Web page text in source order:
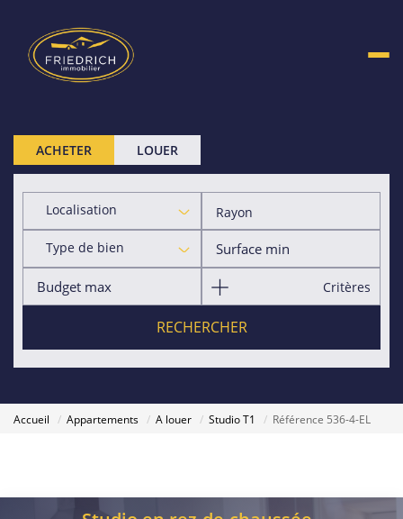
ACHETER LOUER
Localisation Rayon
Type de bien
Critères
RECHERCHER
Accueil Appartements A louer Studio T1 Référence 536-4-EL